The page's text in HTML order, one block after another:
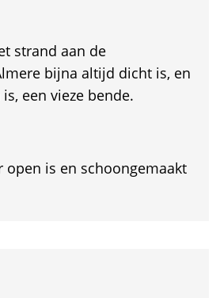
strand aan de
bijna altijd dicht is, en
een vieze bende.
open is en schoongemaakt